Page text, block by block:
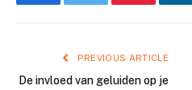
PREVIOUS ARTICLE
De invloed van geluiden op je